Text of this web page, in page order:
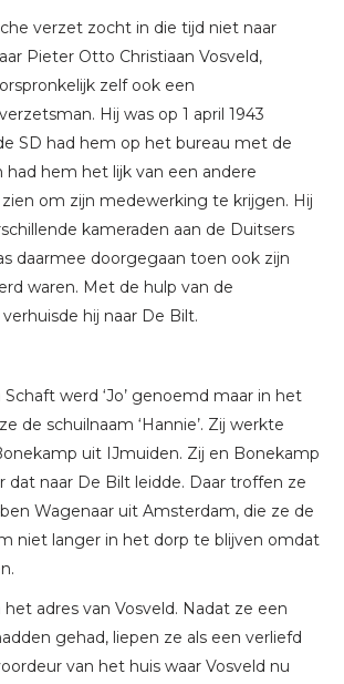
verzet zocht in die tijd niet naar
Pieter Otto Christiaan Vosveld,
zelf ook een
Hij was op 1 april 1943
SD had hem op het bureau met de
had hem het lijk van een andere
om zijn medewerking te krijgen. Hij
kameraden aan de Duitsers
daarmee doorgegaan toen ook zijn
waren. Met de hulp van de
hij naar De Bilt.
werd ‘Jo’ genoemd maar in het
de schuilnaam ‘Hannie’. Zij werkte
uit IJmuiden. Zij en Bonekamp
dat naar De Bilt leidde. Daar troffen ze
Wagenaar uit Amsterdam, die ze de
niet langer in het dorp te blijven omdat
adres van Vosveld. Nadat ze een
gehad, liepen ze als een verliefd
van het huis waar Vosveld nu